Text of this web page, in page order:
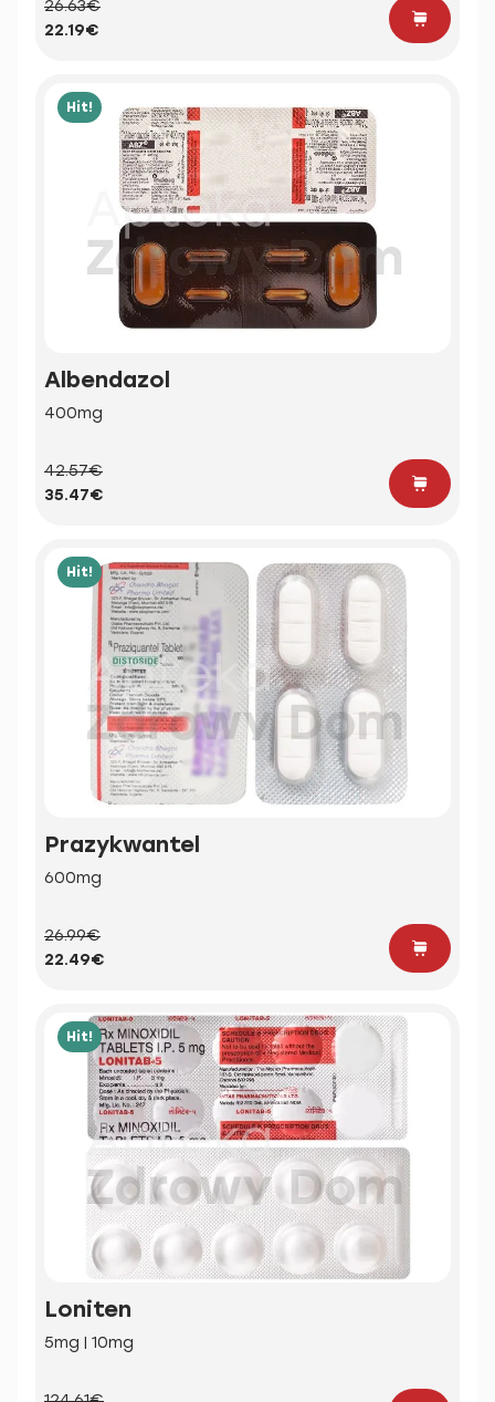
26.63€
22.19€
Hit!
Albendazol
400mg
42.57€
35.47€
Hit!
Prazykwantel
600mg
26.99€
22.49€
Hit!
Loniten
5mg | 10mg